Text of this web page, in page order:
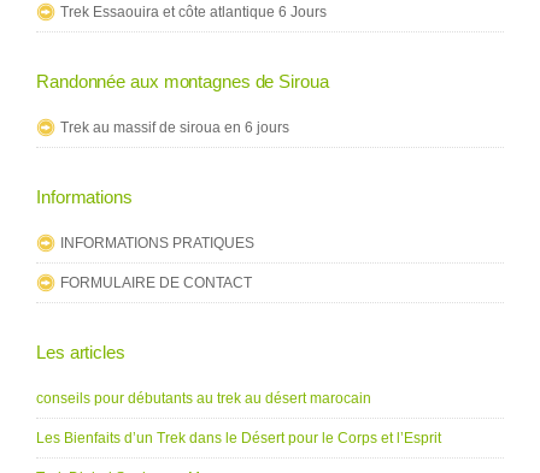
Trek Essaouira et côte atlantique 6 Jours
Randonnée aux montagnes de Siroua
Trek au massif de siroua en 6 jours
Informations
INFORMATIONS PRATIQUES
FORMULAIRE DE CONTACT
Les articles
conseils pour débutants au trek au désert marocain
Les Bienfaits d’un Trek dans le Désert pour le Corps et l’Esprit